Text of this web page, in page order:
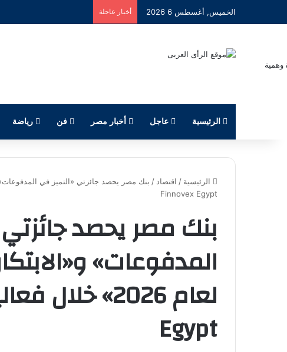
الخميس, أغسطس 6 2026 أخبار عاجلة
الرئيسية عاجل أخبار مصر فن رياضة
الرئيسية / اقتصاد /
Finnovex Egypt
بنك مصر يحصد
المدفوعات»
Egypt